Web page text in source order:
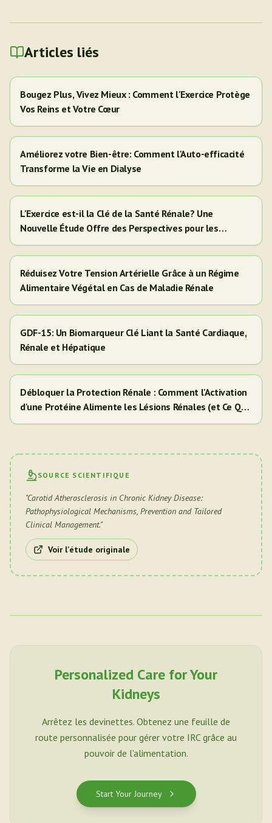
Articles liés
Bougez Plus, Vivez Mieux : Comment l'Exercice Protège
Vos Reins et Votre Cœur
Améliorez votre Bien-être: Comment l'Auto-efficacité
Transforme la Vie en Dialyse
L'Exercice est-il la Clé de la Santé Rénale? Une
Nouvelle Étude Offre des Perspectives pour les
Adultes Hispaniques/Latinos
Réduisez Votre Tension Artérielle Grâce à un Régime
Alimentaire Végétal en Cas de Maladie Rénale
GDF-15: Un Biomarqueur Clé Liant la Santé Cardiaque,
Rénale et Hépatique
Débloquer la Protection Rénale : Comment l'Activation
d'une Protéine Alimente les Lésions Rénales (et Ce Que
Cela Signifie Pour Vous)
SOURCE SCIENTIFIQUE
"Carotid Atherosclerosis in Chronic Kidney Disease:
Pathophysiological Mechanisms, Prevention and Tailored
Clinical Management."
Voir l'étude originale
Personalized Care for Your
Kidneys
Arrêtez les devinettes. Obtenez une feuille de
route personnalisée pour gérer votre IRC grâce au
pouvoir de l'alimentation.
Start Your Journey